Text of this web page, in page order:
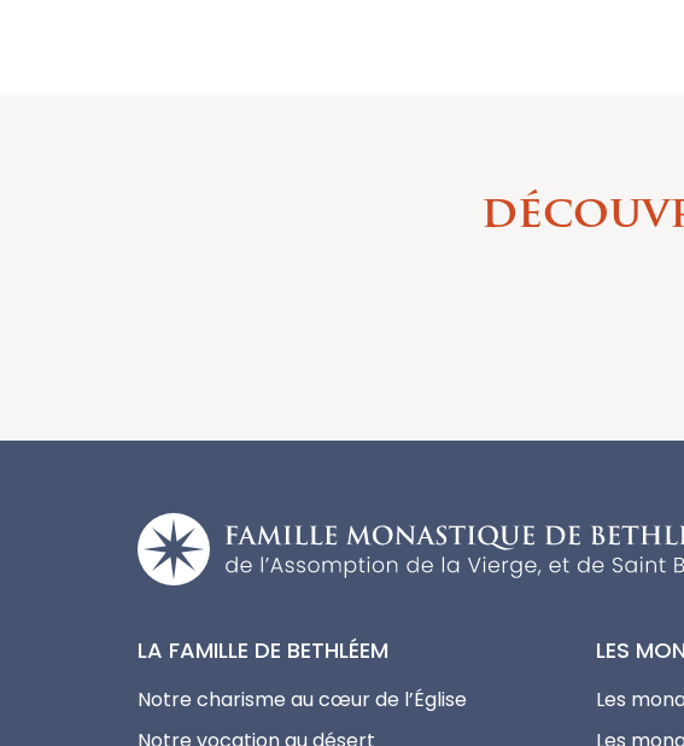
LA FAMILLE DE BETHLÉEM
Notre charisme au cœur de l’Église
LES
Les